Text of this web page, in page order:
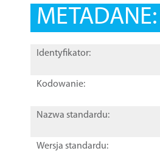
METADANE:
Identyfikator:
Kodowanie:
Nazwa standardu:
Wersja standardu: